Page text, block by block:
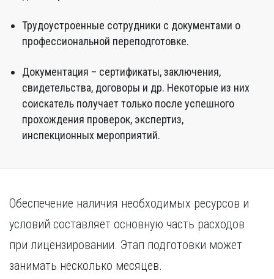
Трудоустроенные сотрудники с документами о
профессиональной переподготовке.
Документация – сертификаты, заключения,
свидетельства, договоры и др. Некоторые из них
соискатель получает только после успешного
прохождения проверок, экспертиз,
инспекционных мероприятий.
Обеспечение наличия необходимых ресурсов и
условий составляет основную часть расходов
при лицензировании. Этап подготовки может
занимать несколько месяцев.